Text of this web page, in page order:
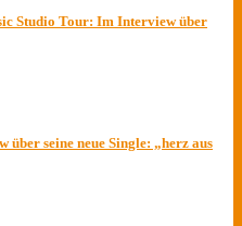
Studio Tour: Im Interview über
seine neue Single: „herz aus